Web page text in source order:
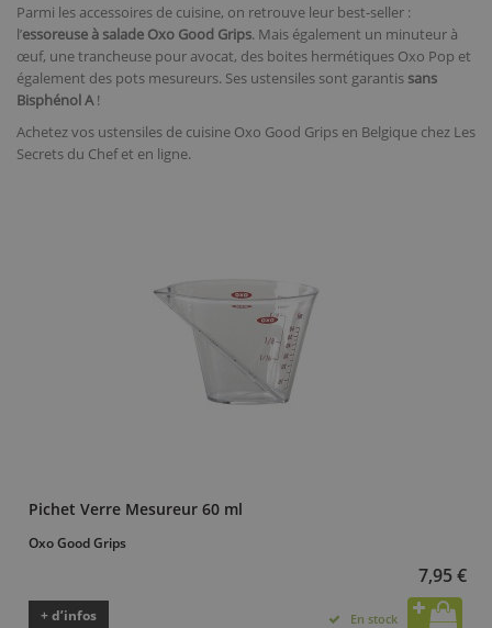
Parmi les accessoires de cuisine, on retrouve leur best-seller :
l’essoreuse à salade Oxo Good Grips. Mais également un minuteur à
œuf, une trancheuse pour avocat, des boites hermétiques Oxo Pop et
également des pots mesureurs. Ses ustensiles sont garantis sans
Bisphénol A !
Achetez vos ustensiles de cuisine Oxo Good Grips en Belgique chez Les
Secrets du Chef et en ligne.
Pichet Verre Mesureur 60 ml
Oxo Good Grips
7,95 €
+ d’infos En stock